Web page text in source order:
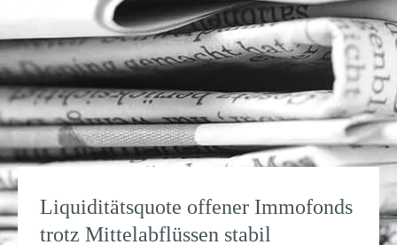
Liquiditätsquote offener Immofonds
trotz Mittelabflüssen stabil